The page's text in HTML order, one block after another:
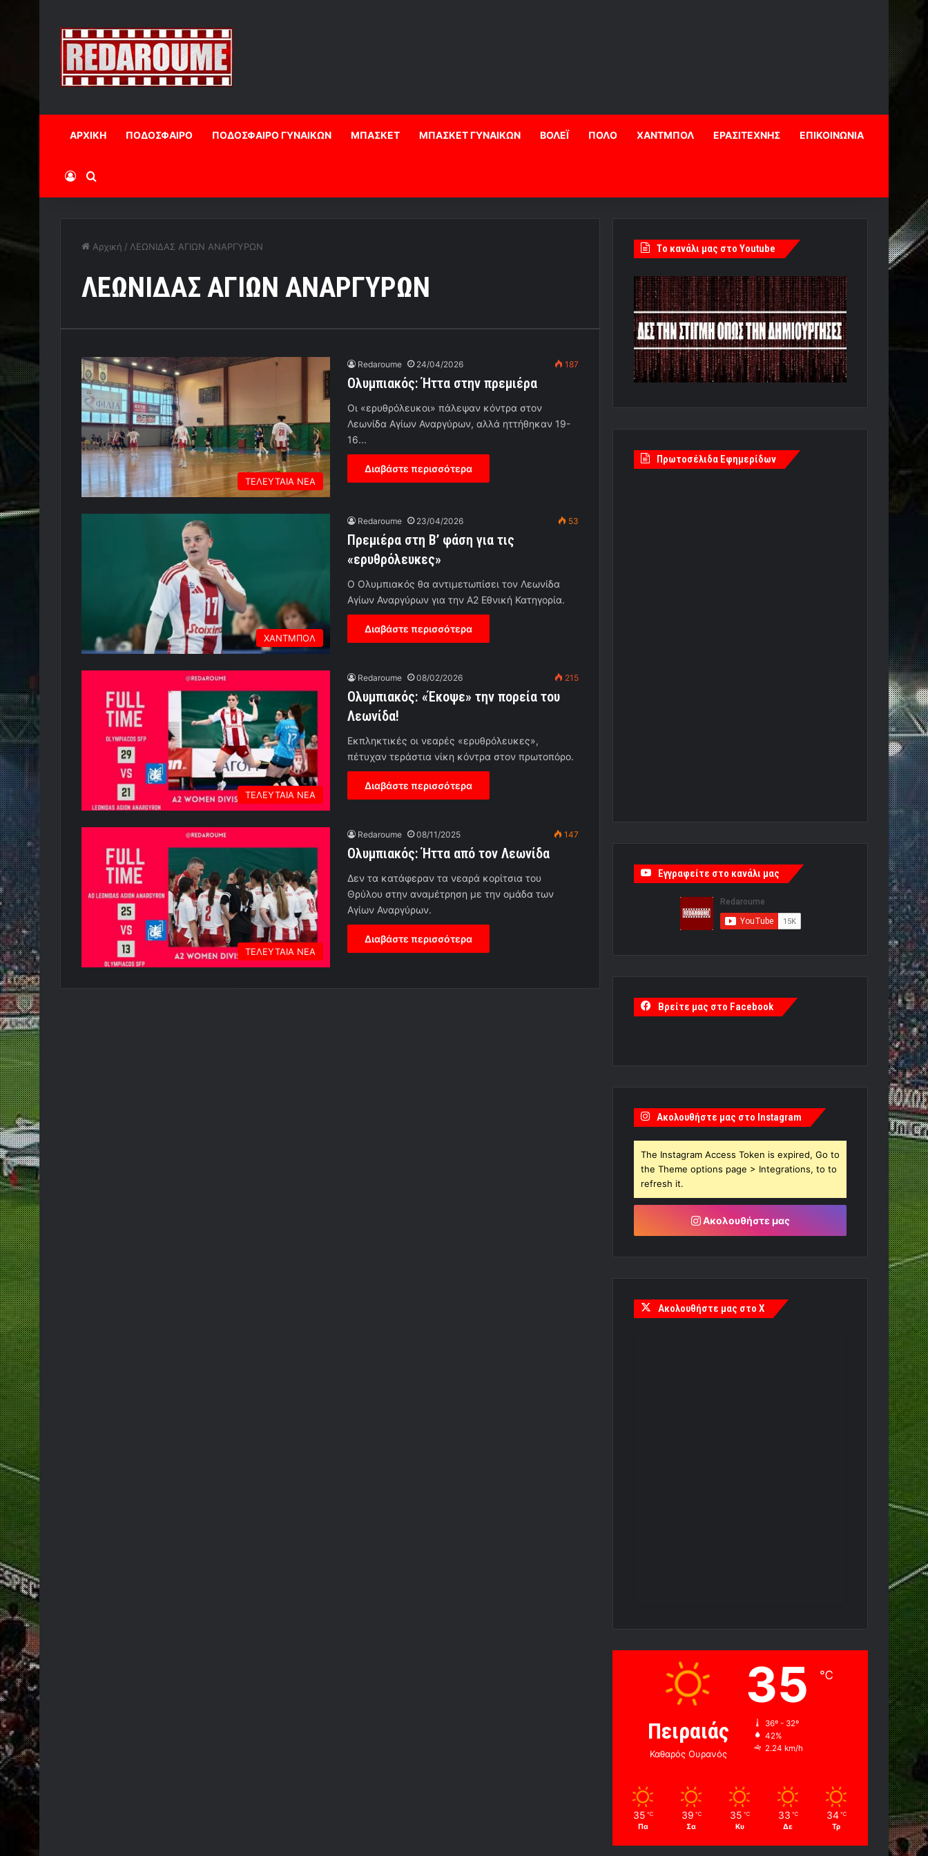
ΑΡΧΙΚΗ ΠΟΔΟΣΦΑΙΡΟ ΠΟΔΟΣΦΑΙΡΟ ΓΥΝΑΙΚΩΝ ΜΠΑΣΚΕΤ ΜΠΑΣΚΕΤ ΓΥΝΑΙΚΩΝ ΒΟΛΕΪ ΠΟΛΟ ΧΑΝΤΜΠΟΛ ΕΡΑΣΙΤΕΧΝΗΣ ΕΠΙΚΟΙΝΩΝΙΑ
Log InΑναζήτηση
Αρχική / ΛΕΩΝΙΔΑΣ ΑΓΙΩΝ ΑΝΑΡΓΥΡΩΝ
ΛΕΩΝΙΔΑΣ ΑΓΙΩΝ ΑΝΑΡΓΥΡΩΝ
ΤΕΛΕΥΤΑΙΑ ΝΕΑ
Redaroume 24/04/2026 187
Ολυμπιακός: Ήττα στην πρεμιέρα
Οι «ερυθρόλευκοι» πάλεψαν κόντρα στον
Λεωνίδα Αγίων Αναργύρων, αλλά ηττήθηκαν 19-
16...
Διαβάστε περισσότερα
ΧΑΝΤΜΠΟΛ
Redaroume 23/04/2026 53
Πρεμιέρα στη Β’ φάση για τις
«ερυθρόλευκες»
Ο Ολυμπιακός θα αντιμετωπίσει τον Λεωνίδα
Αγίων Αναργύρων για την Α2 Εθνική Κατηγορία.
Διαβάστε περισσότερα
ΤΕΛΕΥΤΑΙΑ ΝΕΑ
Redaroume 08/02/2026 215
Ολυμπιακός: «Έκοψε» την πορεία του
Λεωνίδα!
Εκπληκτικές οι νεαρές «ερυθρόλευκες»,
πέτυχαν τεράστια νίκη κόντρα στον πρωτοπόρο.
Διαβάστε περισσότερα
ΤΕΛΕΥΤΑΙΑ ΝΕΑ
Redaroume 08/11/2025 147
Ολυμπιακός: Ήττα από τον Λεωνίδα
Δεν τα κατάφεραν τα νεαρά κορίτσια του
Θρύλου στην αναμέτρηση με την ομάδα των
Αγίων Αναργύρων.
Διαβάστε περισσότερα
Tο κανάλι μας στο Youtube
Πρωτοσέλιδα Εφημερίδων
Εγγραφείτε στο κανάλι μας
Βρείτε μας στο Facebook
Ακολουθήστε μας στο Instagram
The Instagram Access Token is expired, Go to
the Theme options page > Integrations, to to
refresh it.
Ακολουθήστε μας
Ακολουθήστε μας στο X
Πειραιάς
Καθαρός Ουρανός
35 ℃
36º - 32º
42%
2.24 km/h
35 ℃
Πα
39 ℃
Σα
35 ℃
Κυ
33 ℃
Δε
34 ℃
Τρ